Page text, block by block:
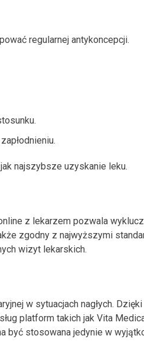
regularnej antykoncepcji.
najszybsze uzyskanie leku.
z lekarzem pozwala
zgodny z najwyższymi
wizyt lekarskich.
w sytuacjach nagłych.
platform takich jak Vita
być stosowana jedynie w